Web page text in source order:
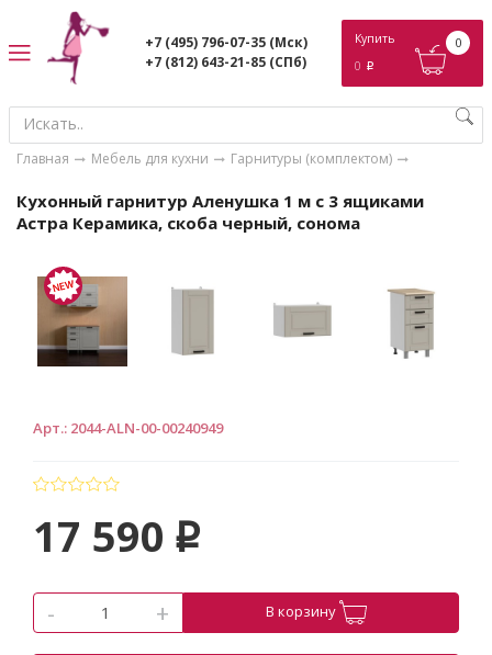
+7 (495) 796-07-35 (Мск)
+7 (812) 643-21-85 (СПб)
Купить
0 p
0
Главная Мебель для кухни Гарнитуры (комплектом)
Кухонный гарнитур Аленушка 1 м с 3 ящиками
Астра Керамика, скоба черный, сонома
Арт.: 2044-ALN-00-00240949
17 590 p
- + В корзину